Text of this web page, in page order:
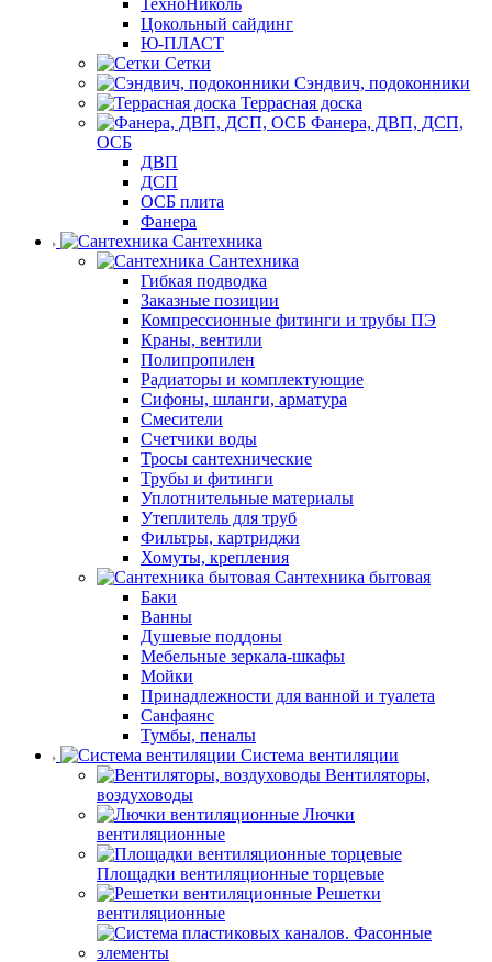
ТехноНиколь
Цокольный сайдинг
Ю-ПЛАСТ
Сетки
Сэндвич, подоконники
Террасная доска
Фанера, ДВП, ДСП,
ОСБ
ДВП
ДСП
ОСБ плита
Фанера
Сантехника
Сантехника
Гибкая подводка
Заказные позиции
Компрессионные фитинги и трубы ПЭ
Краны, вентили
Полипропилен
Радиаторы и комплектующие
Сифоны, шланги, арматура
Смесители
Счетчики воды
Тросы сантехнические
Трубы и фитинги
Уплотнительные материалы
Утеплитель для труб
Фильтры, картриджи
Хомуты, крепления
Сантехника бытовая
Баки
Ванны
Душевые поддоны
Мебельные зеркала-шкафы
Мойки
Принадлежности для ванной и туалета
Санфаянс
Тумбы, пеналы
Система вентиляции
Вентиляторы,
воздуховоды
Лючки
вентиляционные
Площадки вентиляционные торцевые
Решетки
вентиляционные